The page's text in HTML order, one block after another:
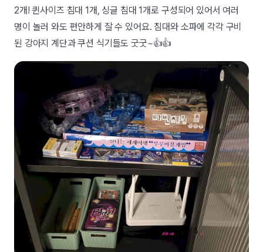
2개! 퀸사이즈 침대 1개, 싱글 침대 1개로 구성되어 있어서 여러
명이 놀러 와도 편안하게 잘 수 있어요. 침대와 소파에 각각 구비
된 강아지 계단과 쿠션 식기들도 굿굿~👍👍